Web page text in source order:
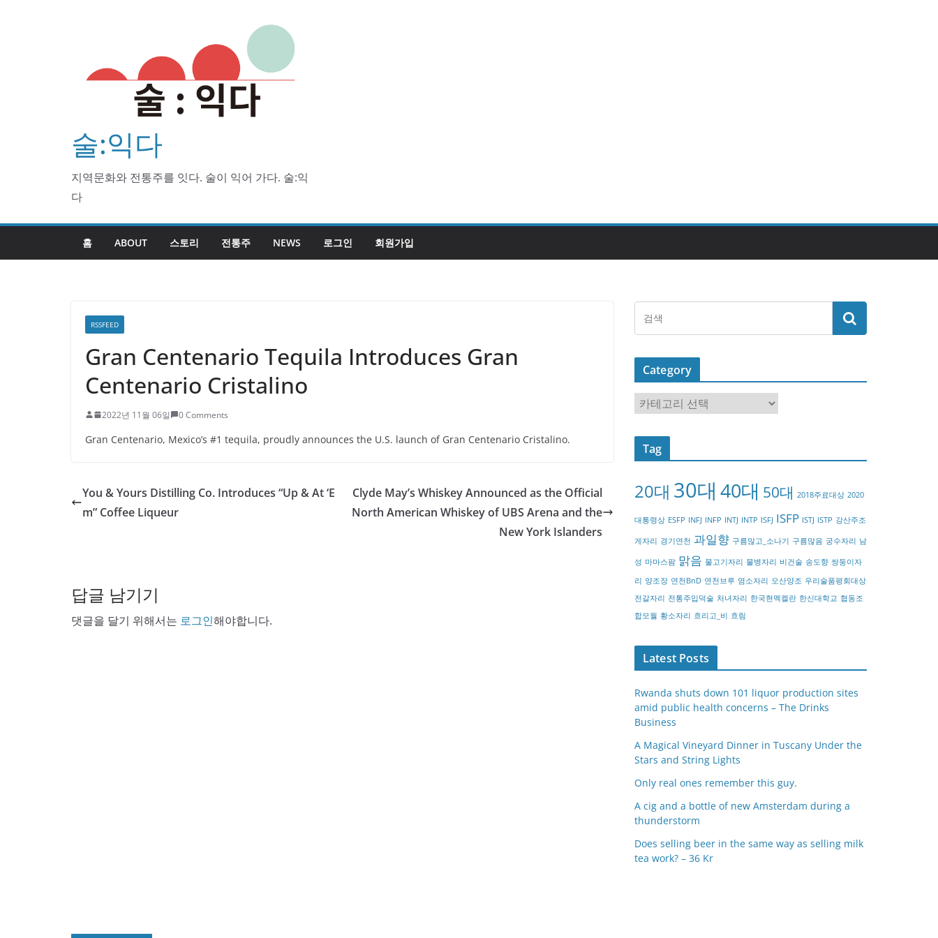
술:익다
지역문화와 전통주를 잇다. 술이 익어 가다. 술:익
다
홈 ABOUT 스토리 전통주 NEWS 로그인 회원가입
RSSFEED
Gran Centenario Tequila Introduces Gran
Centenario Cristalino
2022년 11월 06일 0 Comments
Gran Centenario, Mexico’s #1 tequila, proudly announces the U.S. launch of Gran Centenario Cristalino.
You & Yours Distilling Co. Introduces “Up & At ‘E
m” Coffee Liqueur
Clyde May’s Whiskey Announced as the Official
North American Whiskey of UBS Arena and the
New York Islanders
답글 남기기
댓글을 달기 위해서는 로그인해야합니다.
Category
a
t
o
y
Tag
20대 30대 40대 50대 2018주료대상 2020
대통령상 ESFP INFJ INFP INTJ INTP ISFJ ISFP ISTJ ISTP 강산주조
게자리 경기연천 과일향 구름많고_소나기 구름많음 궁수자리 남
성 마마스팜 맑음 물고기자리 물병자리 비건술 송도향 쌍둥이자
리 양조장 연천BnD 연천브루 염소자리 오산양조 우리술품평회대상
전갈자리 전통주입덕술 처녀자리 한국현멕켈란 한신대학교 협동조
합모월 황소자리 흐리고_비 흐림
Latest Posts
Rwanda shuts down 101 liquor production sites
amid public health concerns – The Drinks
Business
A Magical Vineyard Dinner in Tuscany Under the
Stars and String Lights
Only real ones remember this guy.
A cig and a bottle of new Amsterdam during a
thunderstorm
Does selling beer in the same way as selling milk
tea work? – 36 Kr